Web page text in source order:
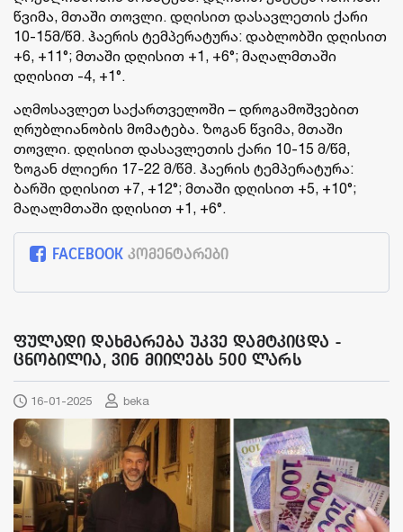
წვიმა, მთაში თოვლი. დღისით დასავლეთის ქარი
10-15მ/წმ. ჰაერის ტემპერატურა: დაბლობში დღისით
+6, +11°; მთაში დღისით +1, +6°; მაღალმთაში
დღისით -4, +1°.
აღმოსავლეთ საქართველოში – დროგამოშვებით
ღრუბლიანობის მომატება. ზოგან წვიმა, მთაში
თოვლი. დღისით დასავლეთის ქარი 10-15 მ/წმ,
ზოგან ძლიერი 17-22 მ/წმ. ჰაერის ტემპერატურა:
ბარში დღისით +7, +12°; მთაში დღისით +5, +10°;
მაღალმთაში დღისით +1, +6°.
FACEBOOK კომენტარები
ფულადი დახმარება უკვე დამტკიცდა -
ცნობილია, ვინ მიიღებს 500 ლარს
16-01-2025 beka